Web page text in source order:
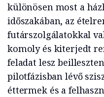
különösen most a
időszakában, az
futárszolgálatokkal
komoly és kiterjedt
feladat lesz
pilotfázisban lévő
éttermek és a